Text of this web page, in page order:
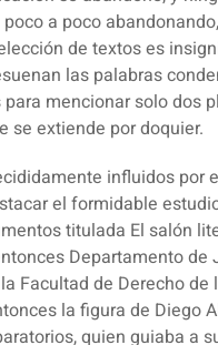
a poco
de textos es
las palabras
mencionar solo dos
se extiende por doquier.
influidos por
el formidable
titulada El salón
Departamento
Facultad de Derecho
la figura de Diego
quien guiaba a